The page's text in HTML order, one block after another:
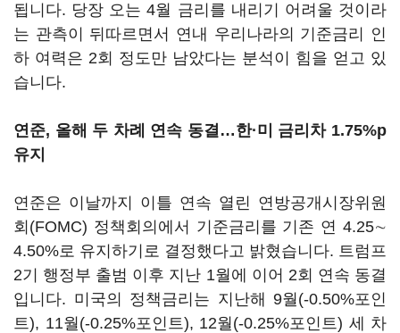
됩니다. 당장 오는 4월 금리를 내리기 어려울 것이라
는 관측이 뒤따르면서 연내 우리나라의 기준금리 인
하 여력은 2회 정도만 남았다는 분석이 힘을 얻고 있
습니다.
연준, 올해 두 차례 연속 동결…한·미 금리차 1.75%p
유지
연준은 이날까지 이틀 연속 열린 연방공개시장위원
회(FOMC) 정책회의에서 기준금리를 기존 연 4.25∼
4.50%로 유지하기로 결정했다고 밝혔습니다. 트럼프
2기 행정부 출범 이후 지난 1월에 이어 2회 연속 동결
입니다. 미국의 정책금리는 지난해 9월(-0.50%포인
트), 11월(-0.25%포인트), 12월(-0.25%포인트) 세 차